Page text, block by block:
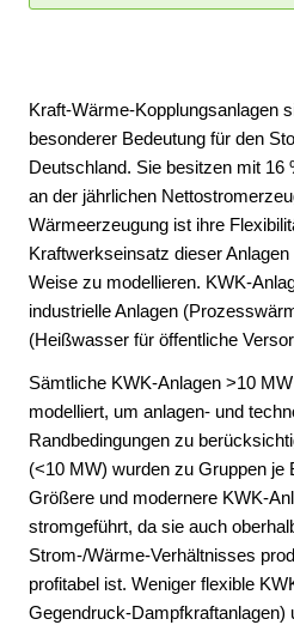
bei B 2024 (zu Kapitel
Erläuterung der
Regionalisierung von
zu A 2024, C 2024 und
2.4.1)
Installierte Leistungen
Szenario (zu Kapitel
Energiesalden
Regionen je Szenario
Das
KWK-Modellierung in
Kapitel 3.2.3)
Auswirkungen
Vorgehensweise zur
Kraft-Wärme-Kopplungsanlagen
besonderer Bedeutung für den
Deutschland. Sie besitzen mit 16
an der jährlichen
Wärmeerzeugung ist ihre
Kraftwerkseinsatz dieser
Weise zu modellieren. KWK-
industrielle Anlagen
(Heißwasser für öffentliche
Sämtliche KWK-Anlagen >10
modelliert, um anlagen- und
Randbedingungen zu
(<10 MW) wurden zu Gruppen je
Größere und modernere KWK-
stromgeführt, da sie auch
Strom-/Wärme-Verhältnisses
profitabel ist. Weniger flexible
Gegendruck-Dampfkraftanlagen)